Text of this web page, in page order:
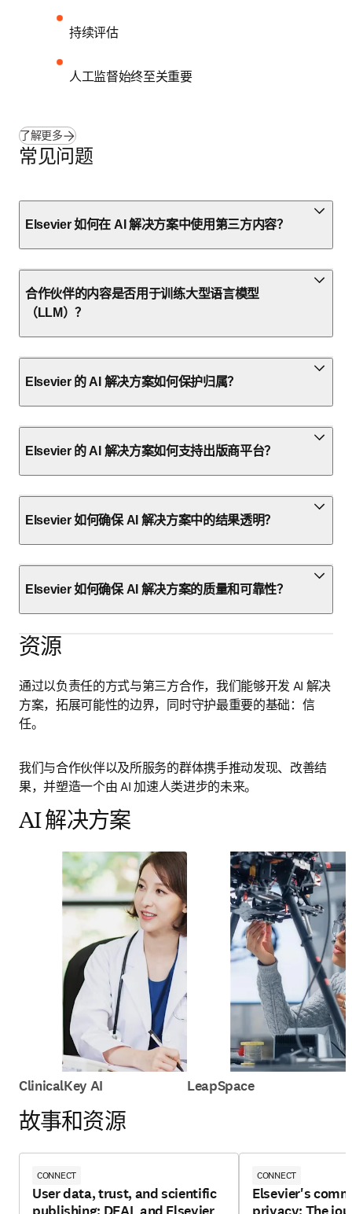
持续评估
人工监督始终至关重要
了解更多
常见问题
Elsevier 如何在 AI 解决方案中使用第三方内容？
合作伙伴的内容是否用于训练大型语言模型
（LLM）？
Elsevier 的 AI 解决方案如何保护归属？
Elsevier 的 AI 解决方案如何支持出版商平台？
Elsevier 如何确保 AI 解决方案中的结果透明？
Elsevier 如何确保 AI 解决方案的质量和可靠性？
资源
通过以负责任的方式与第三方合作，我们能够开发 AI 解决
方案，拓展可能性的边界，同时守护最重要的基础：信
任。
我们与合作伙伴以及所服务的群体携手推动发现、改善结
果，并塑造一个由 AI 加速人类进步的未来。
AI 解决方案
ClinicalKey AI LeapSpace
故事和资源
CONNECT
User data, trust, and scientific
CONNECT
Elsevier's